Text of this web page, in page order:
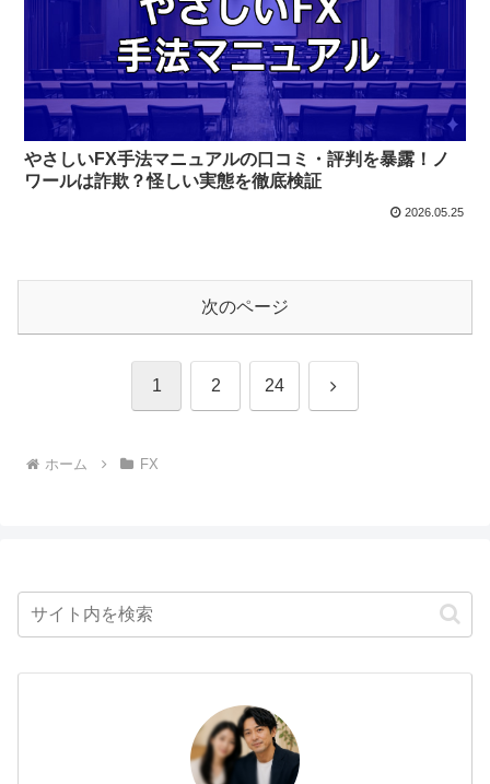
やさしいFX手法マニュアルの口コミ・評判を暴露！ノ
ワールは詐欺？怪しい実態を徹底検証
2026.05.25
次のページ
1 2 24 次
ホーム FX